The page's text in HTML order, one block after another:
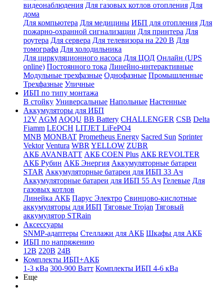
видеонаблюдения Для газовых котлов отопления Для
дома
Для компьютера Для медицины ИБП для отопления Для
пожарно-охранной сигнализации Для принтера Для
роутера Для сервера Для телевизора на 220 В Для
томографа Для холодильника
Для циркуляционного насоса Для ЦОД Онлайн (UPS
online) Постоянного тока Линейно-интерактивные
Модульные трехфазные Однофазные Промышленные
Трехфазные Уличные
ИБП по типу монтажа
В стойку Универсальные Напольные Настенные
Аккумуляторы для ИБП
12V AGM AQQU BB Battery CHALLENGER CSB Delta
Fiamm LEOCH LITJET LiFePO4
MNB MONBAT Prometheus Energy Sacred Sun Sprinter
Vektor Ventura WBR YELLOW ZUBR
АКБ AVANBATT АКБ COEN Plus АКБ REVOLTER
АКБ Рубин АКБ Энергия Аккумуляторные батареи
STAR Аккумуляторные батареи для ИБП 33 Ач
Аккумуляторные батареи для ИБП 55 Ач Гелевые Для
газовых котлов
Линейка АКБ Парус Электро Свинцово-кислотные
аккумуляторы для ИБП Тяговые Trojan Тяговый
аккумулятор STRain
Аксессуары
SNMP-адаптеры Стеллажи для АКБ Шкафы для АКБ
ИБП по напряжению
12В 220В 24В
Комплекты ИБП+АКБ
1-3 кВа 300-900 Ватт Комплекты ИБП 4-6 кВа
Еще